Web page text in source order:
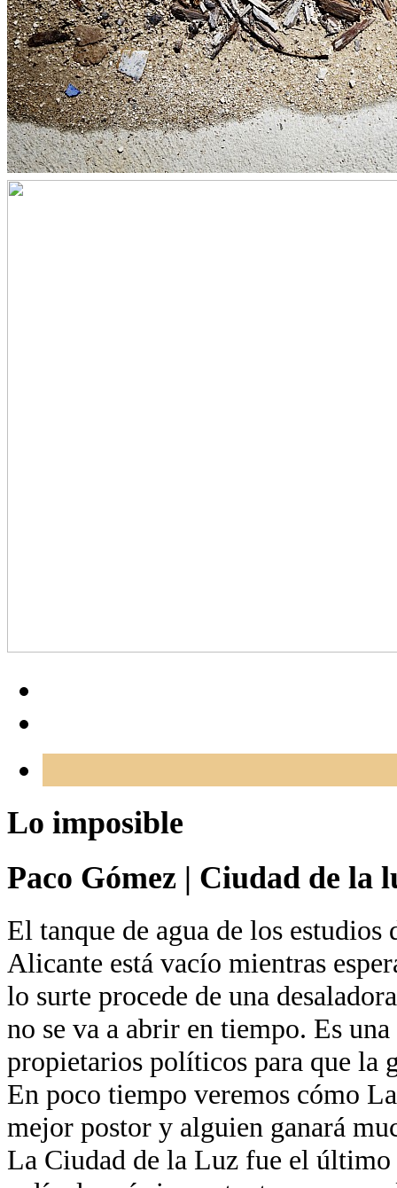
Lo imposible
Paco Gómez | Ciudad de la
El tanque de agua de los
Alicante está vacío mientras
lo surte procede de una
no se va a abrir en tiempo. Es
propietarios políticos para que la
En poco tiempo veremos cómo
mejor postor y alguien ganará
La Ciudad de la Luz fue el